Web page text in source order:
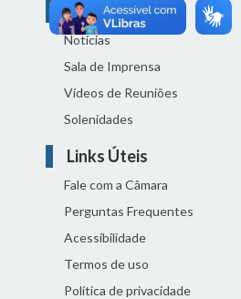
Comunicação
Notícias
Sala de Imprensa
Vídeos de Reuniões
Solenidades
Links Úteis
Fale com a Câmara
Perguntas Frequentes
Acessibilidade
Termos de uso
Política de privacidade